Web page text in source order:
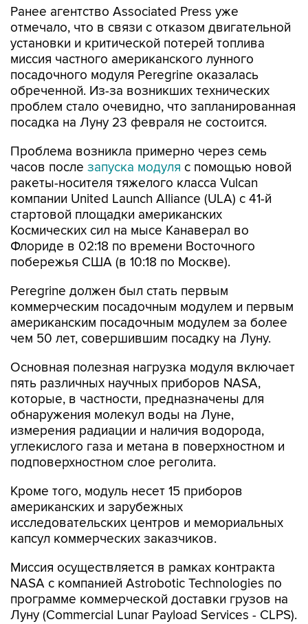
Ранее агентство Associated Press уже
отмечало, что в связи с отказом двигательной
установки и критической потерей топлива
миссия частного американского лунного
посадочного модуля Peregrine оказалась
обреченной. Из-за возникших технических
проблем стало очевидно, что запланированная
посадка на Луну 23 февраля не состоится.
Проблема возникла примерно через семь
часов после запуска модуля с помощью новой
ракеты-носителя тяжелого класса Vulcan
компании United Launch Alliance (ULA) с 41-й
стартовой площадки американских
Космических сил на мысе Канаверал во
Флориде в 02:18 по времени Восточного
побережья США (в 10:18 по Москве).
Peregrine должен был стать первым
коммерческим посадочным модулем и первым
американским посадочным модулем за более
чем 50 лет, совершившим посадку на Луну.
Основная полезная нагрузка модуля включает
пять различных научных приборов NASA,
которые, в частности, предназначены для
обнаружения молекул воды на Луне,
измерения радиации и наличия водорода,
углекислого газа и метана в поверхностном и
подповерхностном слое реголита.
Кроме того, модуль несет 15 приборов
американских и зарубежных
исследовательских центров и мемориальных
капсул коммерческих заказчиков.
Миссия осуществляется в рамках контракта
NASA с компанией Astrobotic Technologies по
программе коммерческой доставки грузов на
Луну (Commercial Lunar Payload Services - CLPS).